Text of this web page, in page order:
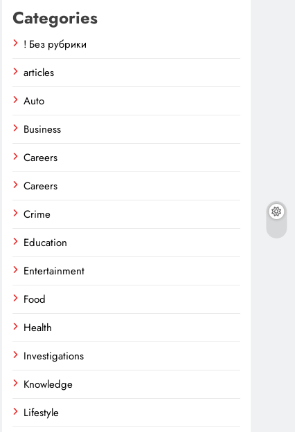
Categories
! Без рубрики
articles
Auto
Business
Careers
Careers
Crime
Education
Entertainment
Food
Health
Investigations
Knowledge
Lifestyle